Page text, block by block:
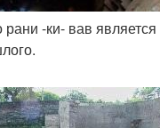
-ки- вав